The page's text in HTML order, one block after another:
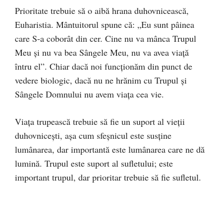
Prioritate trebuie să o aibă hrana duhovnicească,
Euharistia. Mântuitorul spune că: „Eu sunt pâinea
care S-a coborât din cer. Cine nu va mânca Trupul
Meu și nu va bea Sângele Meu, nu va avea viață
întru el”. Chiar dacă noi funcționăm din punct de
vedere biologic, dacă nu ne hrănim cu Trupul și
Sângele Domnului nu avem viața cea vie.
Viața trupească trebuie să fie un suport al vieții
duhovnicești, așa cum sfeșnicul este susține
lumânarea, dar importantă este lumânarea care ne dă
lumină. Trupul este suport al sufletului; este
important trupul, dar prioritar trebuie să fie sufletul.